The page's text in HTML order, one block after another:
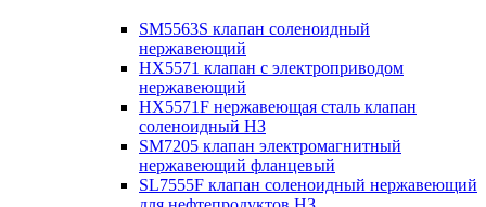
SM5563S клапан соленоидный
нержавеющий
HX5571 клапан с электроприводом
нержавеющий
HX5571F нержавеющая сталь клапан
соленоидный НЗ
SM7205 клапан электромагнитный
нержавеющий фланцевый
SL7555F клапан соленоидный нержавеющий